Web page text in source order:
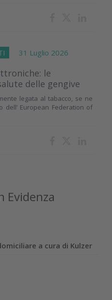
31 Luglio 2026
le
delle gengive
legata al tabacco, se ne
European Federation of
Evidenza
a cura di Kulzer